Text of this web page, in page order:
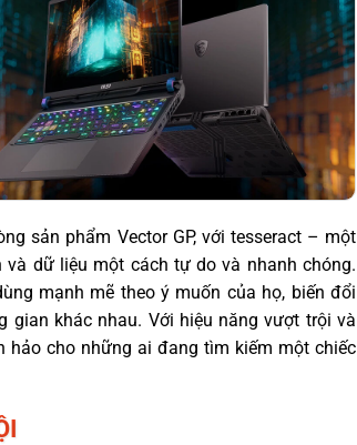
sản phẩm Vector GP, với tesseract – một
dữ liệu một cách tự do và nhanh chóng.
mạnh mẽ theo ý muốn của họ, biến đổi
gian khác nhau. Với hiệu năng vượt trội và
hảo cho những ai đang tìm kiếm một chiếc